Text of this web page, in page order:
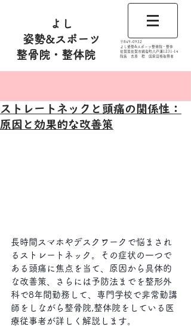
よし
姿勢&スポーツ
整骨院・整体院
​〒849-0932
よし姿勢&スポーツ整骨院・整体
佐賀県佐賀市鍋島町八戸溝1231‐14
​​院長 吉原 稔​ 国家資格取得者
ストレートネックと頭痛の関係性：
原因と効果的な改善策
長時間スマホやデスクワークで悩まされ
るストレートネック。その症状の一つで
ある頭痛に焦点を当て、原因から具体的
な改善策、さらには予防法までを整形外
科で8年間勤務して、専門学校で非常勤講
師をしながら整骨院,整体院をしている医
療従事者が詳しく解説します。